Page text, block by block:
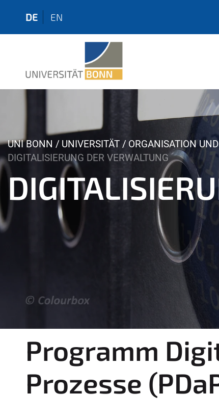
DE EN
Y
o
r
e
h
UNI BONN UNIVERSITÄT ORGANISATION
DIGITALISIERUNG DER VERWALTUNG
Programm
Prozesse